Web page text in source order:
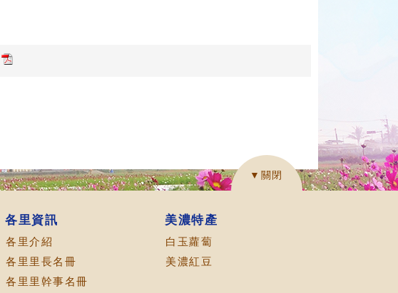
▼關閉
各里資訊
各里介紹
各里里長名冊
各里里幹事名冊
美濃特產
白玉蘿蔔
美濃紅豆